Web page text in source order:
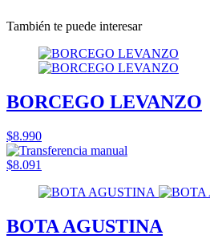
También te puede interesar
BORCEGO LEVANZO
$8.990
$8.091
BOTA AGUSTINA